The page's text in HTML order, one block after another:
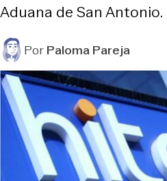
Aduana de San Antonio.
PorPaloma Pareja